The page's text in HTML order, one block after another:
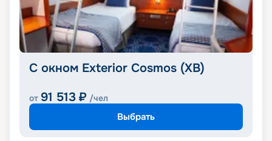
С окном Exterior Cosmos (XB)
от 91 513 ₽ /чел
Выбрать